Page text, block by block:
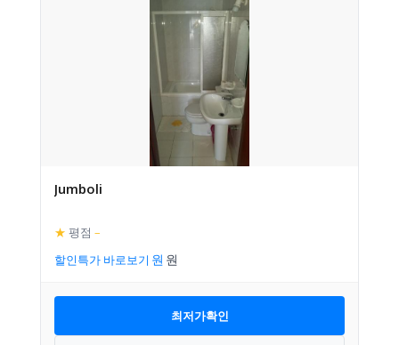
Jumboli
★ 평점 –
할인특가 바로보기
최저가확인